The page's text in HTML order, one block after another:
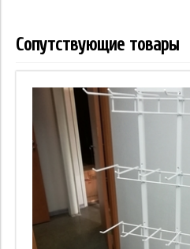
Сопутствующие товары